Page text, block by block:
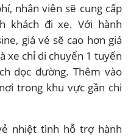
nhân viên sẽ cung cấp
khách đi xe. Với hành
giá vé sẽ cao hơn giá
xe chỉ di chuyển 1 tuyến
dọc đường. Thêm vào
trong khu vực gần chi
nhiệt tình hỗ trợ hành